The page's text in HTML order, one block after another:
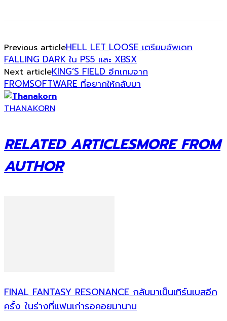
Previous articleHELL LET LOOSE เตรียมอัพเดท
FALLING DARK ใน PS5 และ XBSX
Next articleKING’S FIELD อีกเกมจาก
FROMSOFTWARE ที่อยากให้กลับมา
THANAKORN
RELATED ARTICLESMORE FROM
AUTHOR
FINAL FANTASY RESONANCE กลับมาเป็นเทิร์นเบสอีก
ครั้ง ในร่างที่แฟนเก่ารอคอยมานาน